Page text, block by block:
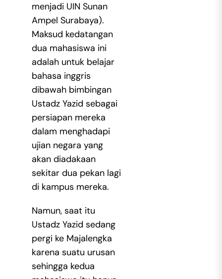
menjadi UIN Sunan
Ampel Surabaya).
Maksud kedatangan
dua mahasiswa ini
adalah untuk belajar
bahasa inggris
dibawah bimbingan
Ustadz Yazid sebagai
persiapan mereka
dalam menghadapi
ujian negara yang
akan diadakaan
sekitar dua pekan lagi
di kampus mereka.
Namun, saat itu
Ustadz Yazid sedang
pergi ke Majalengka
karena suatu urusan
sehingga kedua